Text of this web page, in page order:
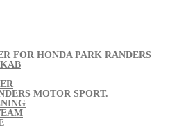
FOR HONDA PARK RANDERS
MOTOR SPORT.